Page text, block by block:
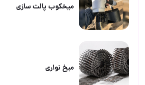
ميخكوب پالت سازى
ميخ نوارى